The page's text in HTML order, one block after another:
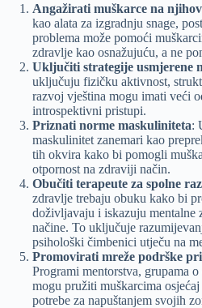
Angažirati muškarce na
kao alata za izgradnju snage,
problema može pomoći
zdravlje kao osnažujuću, a ne
Uključiti strategije usmjerene
uključuju fizičku aktivnost,
razvoj vještina mogu imati veći
introspektivni pristupi.
Priznati norme maskuliniteta:
maskulinitet zanemari kao
tih okvira kako bi pomogli
otpornost na zdraviji način.
Obučiti terapeute za spolne
zdravlje trebaju obuku kako bi
doživljavaju i iskazuju mentalne
načine. To uključuje
psihološki čimbenici utječu na
Promovirati mreže podrške
Programi mentorstva, grupama
mogu pružiti muškarcima
potrebe za napuštanjem svojih